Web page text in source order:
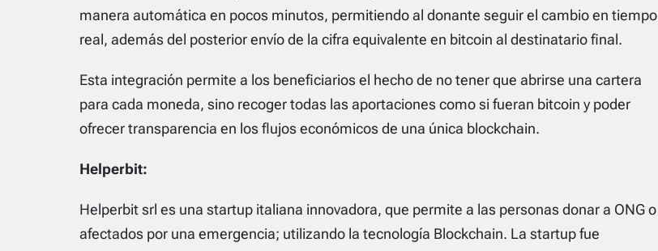
manera automática en pocos minutos, permitiendo al donante seguir el cambio en tiempo
real, además del posterior envío de la cifra equivalente en bitcoin al destinatario final.
Esta integración permite a los beneficiarios el hecho de no tener que abrirse una cartera
para cada moneda, sino recoger todas las aportaciones como si fueran bitcoin y poder
ofrecer transparencia en los flujos económicos de una única blockchain.
Helperbit:
Helperbit srl es una startup italiana innovadora, que permite a las personas donar a ONG o
afectados por una emergencia; utilizando la tecnología Blockchain. La startup fue